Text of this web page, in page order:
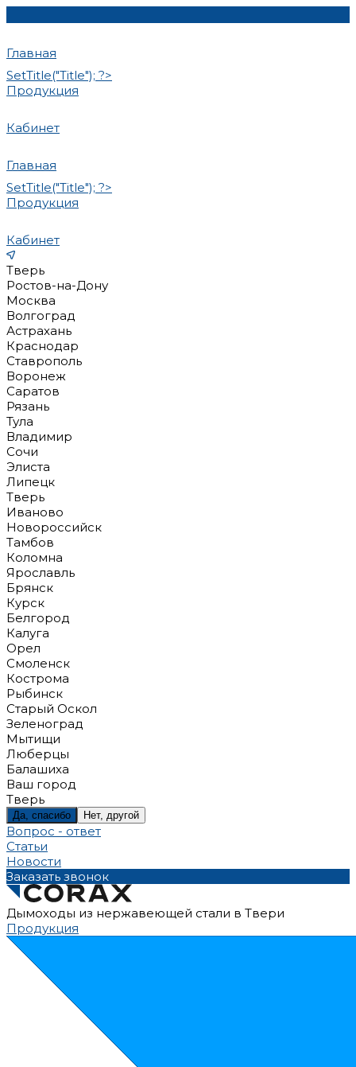
Главная
SetTitle("Title"); ?>
Продукция
Кабинет
Главная
SetTitle("Title"); ?>
Продукция
Кабинет
Тверь
Ростов-на-Дону
Москва
Волгоград
Астрахань
Краснодар
Ставрополь
Воронеж
Саратов
Рязань
Тула
Владимир
Сочи
Элиста
Липецк
Тверь
Иваново
Новороссийск
Тамбов
Коломна
Ярославль
Брянск
Курск
Белгород
Калуга
Орел
Смоленск
Кострома
Рыбинск
Старый Оскол
Зеленоград
Мытищи
Люберцы
Балашиха
Ваш город
Тверь
Да, спасибо Нет, другой
Вопрос - ответ
Статьи
Новости
Заказать звонок
Дымоходы из нержавеющей стали в Твери
Продукция